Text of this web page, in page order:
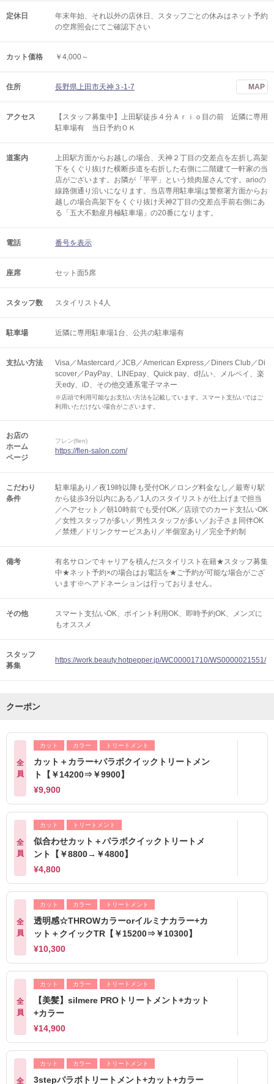
定休日
年末年始、それ以外の店休日、スタッフごとの休みはネット予約
の空席照会にてご確認下さい
カット価格 ￥4,000～
住所 長野県上田市天神３-1-7 MAP
アクセス
【スタッフ募集中】上田駅徒歩４分Ａｒｉｏ目の前 近隣に専用
駐車場有 当日予約ＯＫ
道案内
上田駅方面からお越しの場合、天神２丁目の交差点を左折し高架
下をくぐり抜けた横断歩道を右折した右側に二階建て一軒家の当
店がございます。お隣が「平平」という焼肉屋さんです。arioの
線路側通り沿いになります。当店専用駐車場は警察署方面からお
越しの場合高架下をくぐり抜け天神2丁目の交差点手前右側にあ
る「五大不動産月極駐車場」の20番になります。
電話 番号を表示
座席 セット面5席
スタッフ数 スタイリスト4人
駐車場 近隣に専用駐車場1台、公共の駐車場有
支払い方法
Visa／Mastercard／JCB／American Express／Diners Club／Di
scover／PayPay、LINEpay、Quick pay、d払い、メルペイ、楽
天edy、iD、その他交通系電子マネー
※店頭で利用可能なお支払い方法を記載しています。スマート支払いではご
利用いただけない場合がございます。
お店の
ホーム
ページ
フレン(flen)
https://flen-salon.com/
こだわり
条件
駐車場あり／夜19時以降も受付OK／ロング料金なし／最寄り駅
から徒歩3分以内にある／1人のスタイリストが仕上げまで担当
／ヘアセット／朝10時前でも受付OK／店頭でのカード支払いOK
／女性スタッフが多い／男性スタッフが多い／お子さま同伴OK
／禁煙／ドリンクサービスあり／半個室あり／完全予約制
備考
有名サロンでキャリアを積んだスタイリスト在籍★スタッフ募集
中★ネット予約×の場合はお電話を★ご予約が可能な場合がござ
います※ヘアドネーションは行っておりません。
その他 スマート支払いOK ポイント利用OK 即時予約OK
メンズに
もオススメ
スタッフ
募集
https://work.beauty.hotpepper.jp/WC00001710/WS0000021551/
クーポン
全
員
カット カラー トリートメント
カット＋カラー+パラボクイックトリートメン
ト【￥14200⇒￥9900】
¥9,900
全
員
カット トリートメント
似合わせカット＋パラボクイックトリートメ
ント【￥8800→￥4800】
¥4,800
全
員
カット カラー トリートメント
透明感☆THROWカラーorイルミナカラー+カ
ット＋クイックTR【￥15200⇒￥10300】
¥10,300
全
員
カット カラー トリートメント
【美髪】silmere PROトリートメント+カット
+カラー
¥14,900
全
カット カラー トリートメント
3stepパラボトリートメント+カット+カラー